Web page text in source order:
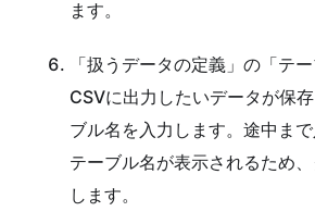
ます。
「扱うデータの定義」の「テー
CSVに出力したいデータが保
ブル名を入力します。途中ま
テーブル名が表示されるため
します。